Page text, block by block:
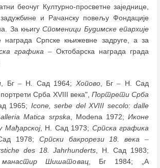
беочуг Културно-просветне заједнице,
и Рачанску повељу Фондације
За књигуСпоменици Будимске епархије
Српске књижевне задруге, а за
графика – Октобарска награда града
, Бг– Н. Сад 1964; Хопово, Бг– Н. Сад
Срба XVIII века", Портрети Срба
1965; Icone, serbe del XVIII secolo: dalle
Matica srpska, Modena 1972;Иконе
Мађарској, Н. Сад 1973; Српска графика
1978; Српски бакрорези 18. века–
des 18. Jahrhunderts, Н. Сад 1983;
Шишатовац, Бг 1984; „A